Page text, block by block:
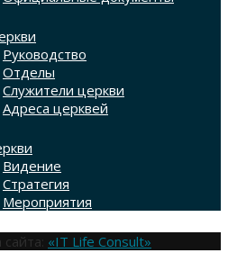
Руководство
Отделы
Служители церкви
Адреса церквей
Видение
Стратегия
Мероприятия
«IT Life Consult»